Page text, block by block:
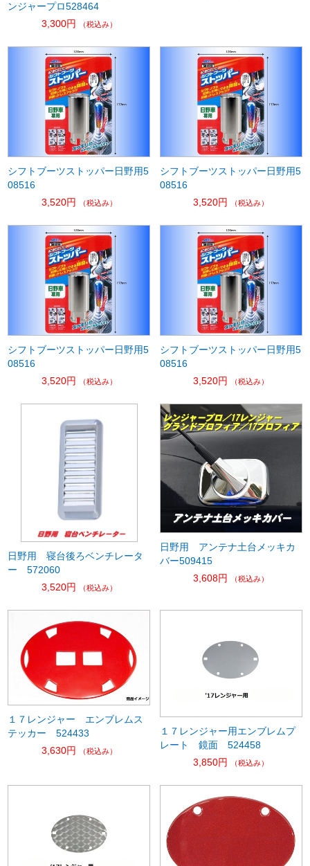
ンジャープロ528464
3,300円
（税込み）
シフトブーツストッパー日野用5
08516
3,520円
（税込み）
シフトブーツストッパー日野用5
08516
3,520円
（税込み）
シフトブーツストッパー日野用5
08516
3,520円
（税込み）
シフトブーツストッパー日野用5
08516
3,520円
（税込み）
日野用 寝台後ろベンチレータ
ー 572060
3,520円
（税込み）
日野用 アンテナ土台メッキカ
バー509415
3,608円
（税込み）
１７レンジャー エンブレムス
テッカー 524433
3,630円
（税込み）
１７レンジャー用エンブレムプ
レート 鏡面 524458
3,850円
（税込み）